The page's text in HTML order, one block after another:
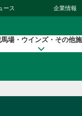
ース 企業情報
場・ウインズ・その他